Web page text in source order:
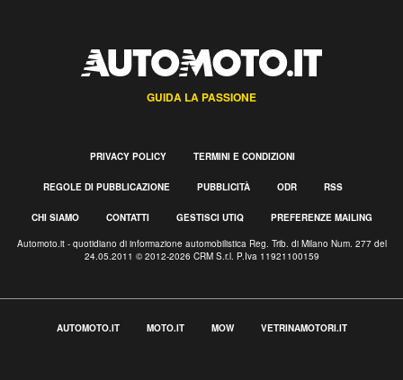
GUIDA LA PASSIONE
PRIVACY POLICY TERMINI E CONDIZIONI
REGOLE DI PUBBLICAZIONE PUBBLICITÀ ODR RSS
CHI SIAMO CONTATTI GESTISCI UTIQ PREFERENZE MAILING
Automoto.it - quotidiano di informazione automobilistica Reg. Trib. di Milano Num. 277 del
24.05.2011 © 2012-2026 CRM S.r.l. P.Iva 11921100159
AUTOMOTO.IT MOTO.IT MOW VETRINAMOTORI.IT